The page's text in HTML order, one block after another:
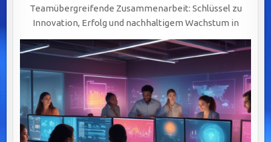
Teamübergreifende Zusammenarbeit: Schlüssel zu
Innovation, Erfolg und nachhaltigem Wachstum in